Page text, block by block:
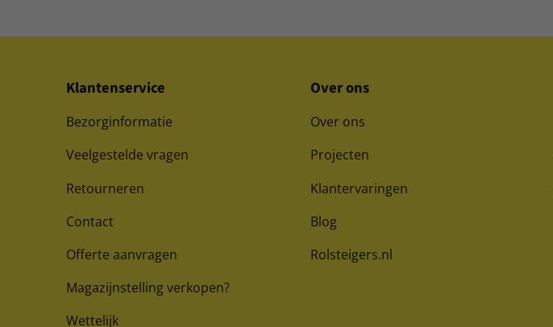
Klantenservice
Bezorginformatie
Veelgestelde vragen
Retourneren
Contact
Offerte aanvragen
Magazijnstelling verkopen?
Wettelijk
Over ons
Over ons
Projecten
Klantervaringen
Blog
Rolsteigers.nl